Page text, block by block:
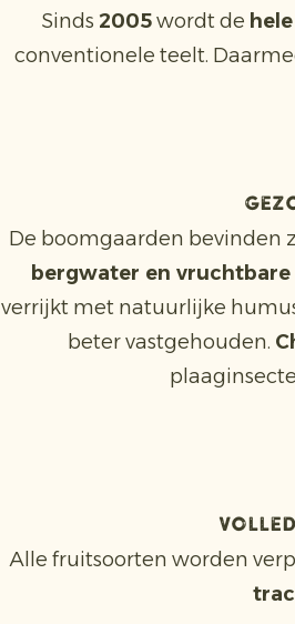
Sinds 2005wordt de
conventionele teelt.
De boomgaarden bevinden
bergwater en vruchtbare
verrijkt met natuurlijke
beter vastgehouden.
Alle fruitsoorten worden